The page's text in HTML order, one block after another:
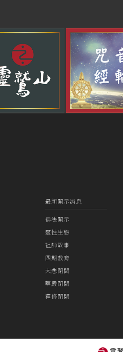
最新開示消息
佛法開示
靈性生態
祖師故事
四期教育
大悲閉關
華嚴閉關
禪修閉關